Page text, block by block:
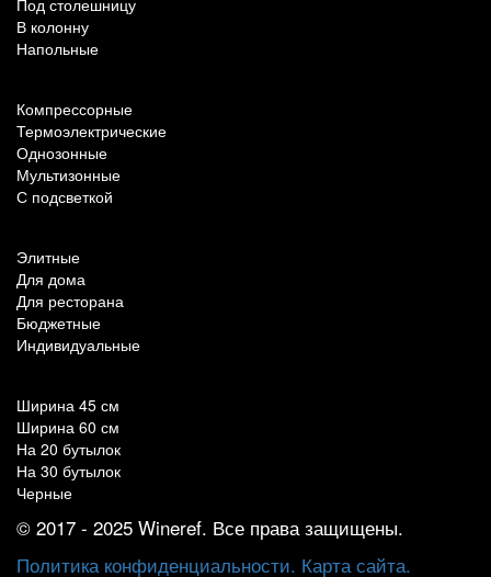
В колонну
Напольные
Компрессорные
Термоэлектрические
Однозонные
Мультизонные
С подсветкой
Элитные
Для дома
Для ресторана
Бюджетные
Индивидуальные
Ширина 45 см
Ширина 60 см
На 20 бутылок
На 30 бутылок
Черные
© 2017 - 2025 Wineref. Все права защищены.
Политика конфиденциальности. Карта сайта.